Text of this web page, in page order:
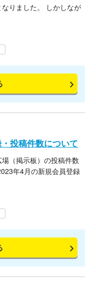
りました。 しかしなが
在しておりますので、
等を今後の感染対策に
投稿件数について
（掲示板）の投稿件数
年4月の新規会員登録
URLよりご確認くださ